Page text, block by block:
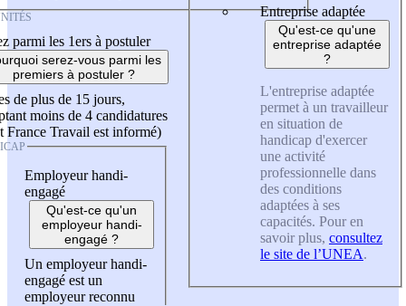
parmi les 1ers à postuler
serez-vous parmi les
premiers à postuler ?
de plus de 15 jours,
moins de 4 candidatures
France Travail est informé)
Employeur handi-
engagé
Qu'est-ce qu'un
employeur handi-
engagé ?
Un employeur handi-
engagé est un
employeur reconnu
Entreprise adaptée
Qu'est-ce qu'une
entreprise adaptée
?
L'entreprise adaptée
permet à un travailleur
en situation de
handicap d'exercer
une activité
professionnelle dans
des conditions
adaptées à ses
capacités. Pour en
savoir plus, consultez
le site de l’UNEA.